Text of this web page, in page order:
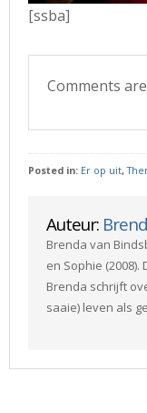
[ssba]
Comments
Posted in: Er op uit,
Auteur:
Brenda van
en Sophie
Brenda schrijft
saaie) leven als